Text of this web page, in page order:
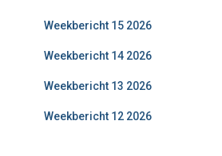
Weekbericht 15 2026
Weekbericht 14 2026
Weekbericht 13 2026
Weekbericht 12 2026